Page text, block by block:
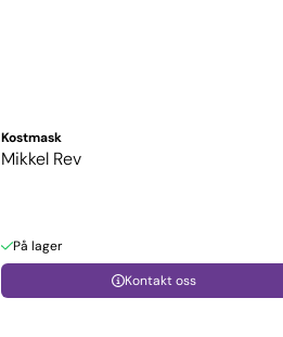
Kostmask
Mikkel Rev
På lager
Kontakt oss